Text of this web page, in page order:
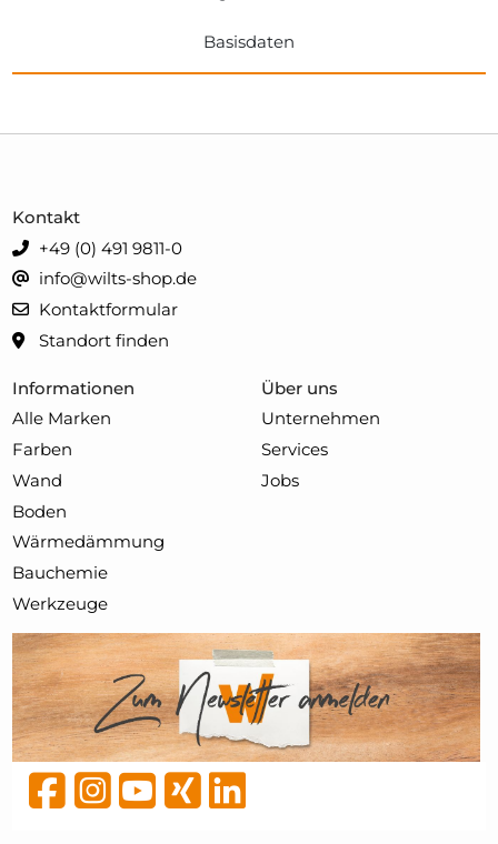
Basisdaten
Informationen
Alle Marken
Farben
Wand
Boden
Wärmedämmung
Bauchemie
Werkzeuge
Über uns
Unternehmen
Services
Jobs
Kontakt
+49 (0) 491 9811-0
info@wilts-shop.de
Kontaktformular
Standort finden